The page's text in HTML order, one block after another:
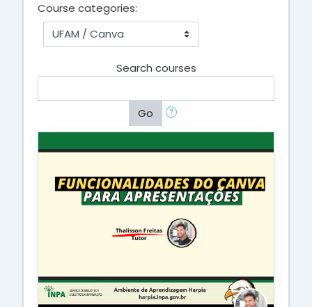
Course categories:
Search courses
Go